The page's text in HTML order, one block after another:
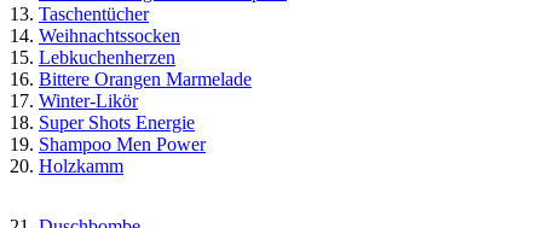
13. Taschentücher
14. Weihnachtssocken
15. Lebkuchenherzen
16. Bittere Orangen Marmelade
17. Winter-Likör
18. Super Shots Energie
19. Shampoo Men Power
20. Holzkamm